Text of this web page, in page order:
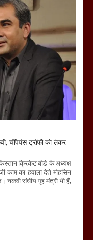
चैंपियंस ट्रॉफी को लेकर
क्रिकेट बोर्ड के अध्यक्ष
काम का हवाला देते मोहसिन
नकवी संघीय गृह मंत्री भी हैं,